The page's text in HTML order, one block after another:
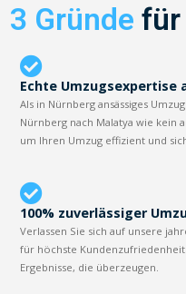
3 Gründe für
Echte Umzugsexpertise
Als in Nürnberg ansässiges
Nürnberg nach Malatya wie kein
um Ihren Umzug effizient und
100% zuverlässiger
Verlassen Sie sich auf unsere
für höchste
Ergebnisse, die überzeugen.